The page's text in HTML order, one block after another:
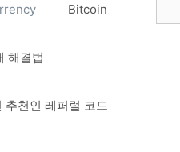
Bitcoin
해결법
천인 레퍼럴 코드